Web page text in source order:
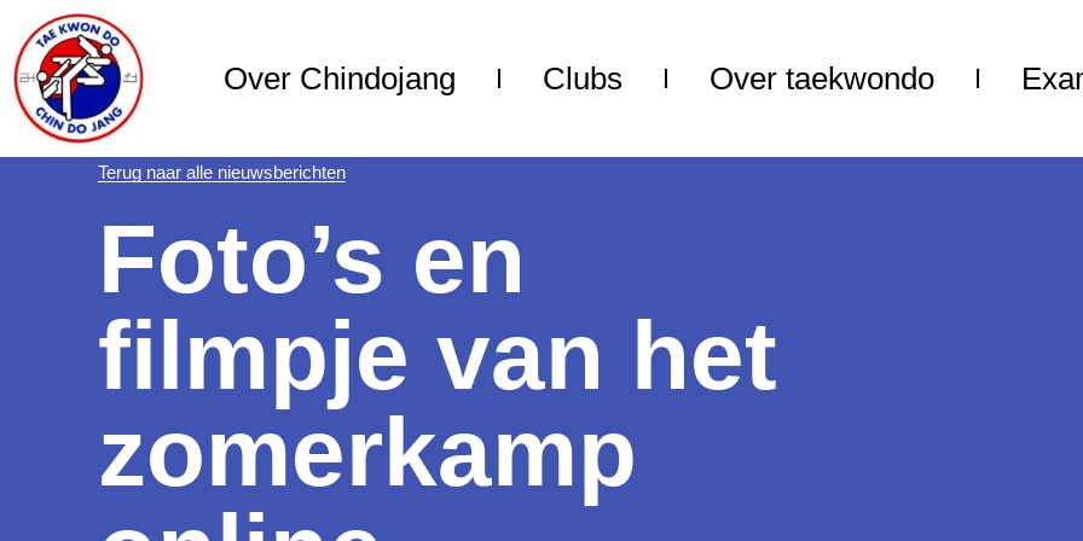
Over Chindojang Clubs Over taekwondo
Terug naar alle nieuwsberichten
Foto’s en
filmpje van het
zomerkamp